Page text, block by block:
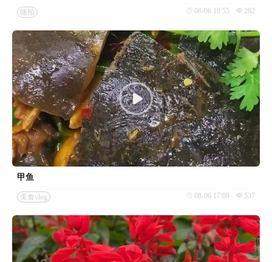
随拍 08-06 18:55 282
甲鱼
美食vlog 08-06 17:08 537